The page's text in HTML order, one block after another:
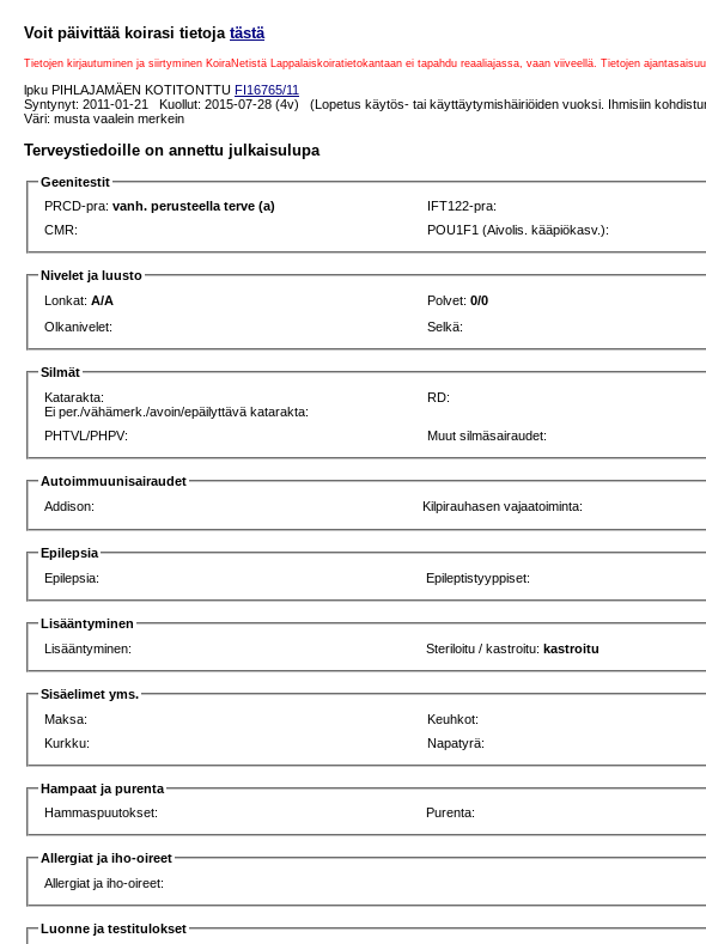
Voit päivittää koirasi tietoja tästä
Tietojen kirjautuminen ja siirtyminen KoiraNetistä Lappalaiskoiratietokantaan ei tapahdu reaaliajassa, vaan viiveellä. Tietojen
lpku PIHLAJAMÄEN KOTITONTTU FI16765/11
Syntynyt: 2011-01-21 Kuollut: 2015-07-28 (4v) (Lopetus käytös- tai käyttäytymishäiriöiden vuoksi. Ihmisiin
Väri: musta vaalein merkein
Terveystiedoille on annettu julkaisulupa
Geenitestit
PRCD-pra:vanh. perusteella terve (a) IFT122-pra:
CMR:
POU1F1 (Aivolis. kääpiökasv.):
Nivelet ja luusto
Lonkat:A/A Polvet:0/0
Olkanivelet:
Selkä:
Silmät
Katarakta:
Ei per./vähämerk./avoin/epäilyttävä katarakta:
RD:
PHTVL/PHPV: Muut silmäsairaudet:
Autoimmuunisairaudet
Addison:
Kilpirauhasen vajaatoiminta:
Epilepsia
Epilepsia:
Epileptistyyppiset:
Lisääntyminen
Lisääntyminen:
Steriloitu / kastroitu:kastroitu
Sisäelimet yms.
Maksa:
Keuhkot:
Kurkku:
Napatyrä:
Hampaat ja purenta
Hammaspuutokset:
Purenta:
Allergiat ja iho-oireet
Allergiat ja iho-oireet:
Luonne ja testitulokset